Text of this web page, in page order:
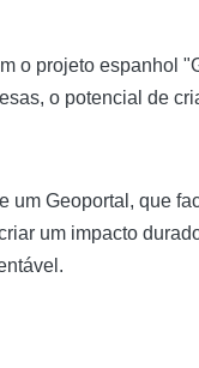
o projeto espanhol
o potencial de
um Geoportal, que
um impacto